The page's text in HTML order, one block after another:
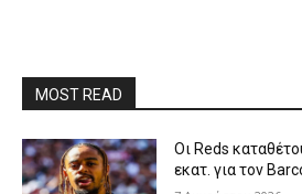
MOST READ
Οι Reds
εκατ. για τον